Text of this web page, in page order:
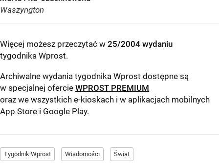
Waszyngton
Więcej możesz przeczytać w 25/2004 wydaniu
tygodnika Wprost.
Archiwalne wydania tygodnika Wprost dostępne są
w specjalnej ofercie WPROST PREMIUM
oraz we wszystkich e-kioskach i w aplikacjach mobilnych
App Store i Google Play.
Tygodnik Wprost Wiadomości Świat